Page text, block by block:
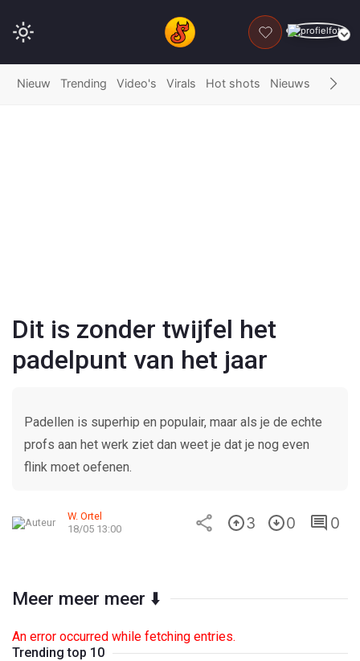
DONEER
Nieuw Trending Video's Virals Hot shots Nieuws Fails
Dit is zonder twijfel het
padelpunt van het jaar
Padellen is superhip en populair, maar als je de echte
profs aan het werk ziet dan weet je dat je nog even
flink moet oefenen.
W. Ortel
18/05 13:00
3 0 0
Meer meer meer ⬇️
An error occurred while fetching entries.
Trending top 10